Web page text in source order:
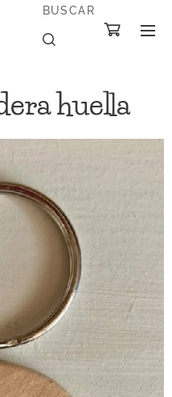
BUSCAR
huella